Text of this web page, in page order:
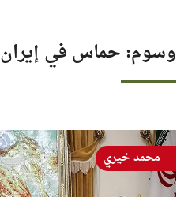
وسوم: حماس في إيران
محمد خيري